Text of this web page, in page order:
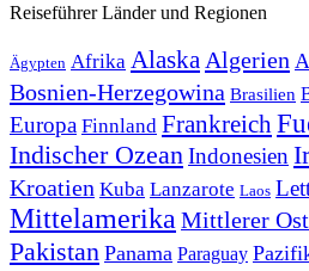
Reiseführer Länder und Regionen
Ägypten Afrika Alaska Algerien
Bosnien-Herzegowina Brasilien
Europa Finnland Frankreich
Indischer Ozean Indonesien
Kroatien Kuba Lanzarote Laos
Mittelamerika Mittlerer
Pakistan Panama Paraguay